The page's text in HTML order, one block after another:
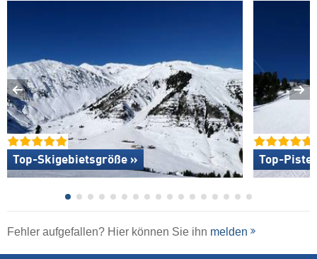
Top-Skigebietsgröße » Top-
Fehler aufgefallen? Hier können Sie ihn melden